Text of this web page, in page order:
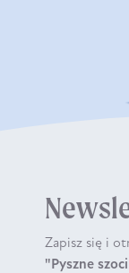
Zapisz się i
"Pyszne